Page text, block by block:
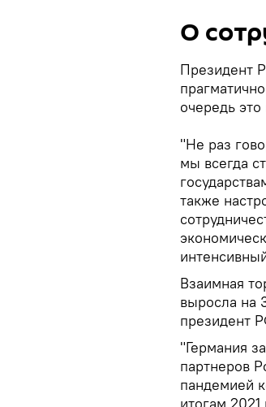
О
Президент
очередь это
"Не раз
мы всегда
также
Взаимная
выросла на
президент
"Германия
партнеров
пандемией